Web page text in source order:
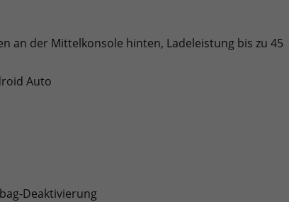
an der Mittelkonsole hinten, Ladeleistung bis zu 45
Auto
Deaktivierung